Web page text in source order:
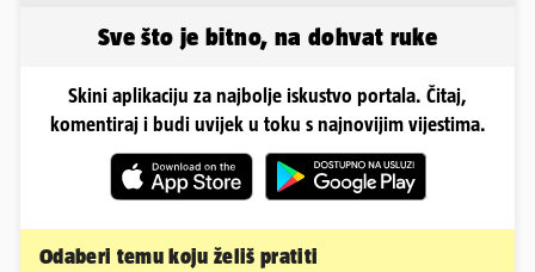
Sve što je bitno, na dohvat ruke
Skini aplikaciju za najbolje iskustvo portala. Čitaj,
komentiraj i budi uvijek u toku s najnovijim vijestima.
Odaberi temu koju želiš pratiti